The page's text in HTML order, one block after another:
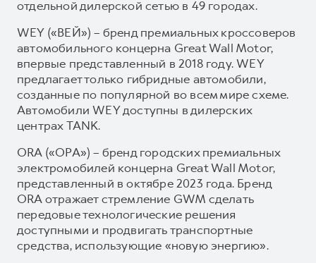
отдельной дилерской сетью в 49 городах.
WEY («ВЕЙ») – бренд премиальных кроссоверов
автомобильного концерна Great Wall Motor,
впервые представленный в 2018 году. WEY
предлагает только гибридные автомобили,
созданные по популярной во всем мире схеме.
Автомобили WEY доступны в дилерских
центрах TANK.
ORA («ОРА») – бренд городских премиальных
электромобилей концерна Great Wall Motor,
представленный в октябре 2023 года. Бренд
ORA отражает стремление GWM сделать
передовые технологические решения
доступными и продвигать транспортные
средства, использующие «новую энергию».